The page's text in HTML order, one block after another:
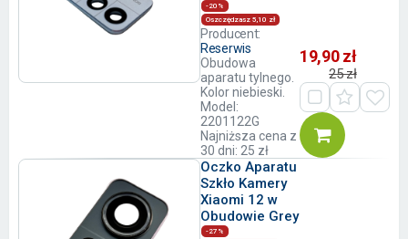
-20%
Oszczędzasz 5,10 zł
Producent:
Reserwis
Obudowa
aparatu tylnego.
Kolor niebieski.
Model:
2201122G
Najniższa cena z
30 dni: 25 zł
19,90 zł
25 zł
Oczko Aparatu
Szkło Kamery
Xiaomi 12 w
Obudowie Grey
-27%